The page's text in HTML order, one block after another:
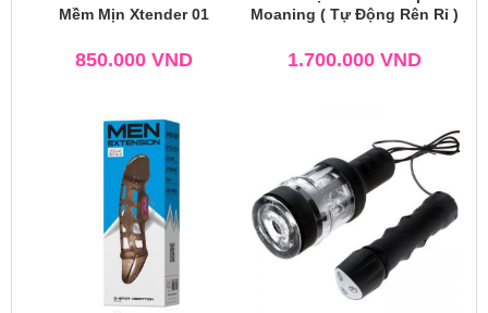
Mềm Mịn Xtender 01
850.000 VND
Moaning ( Tự Động Rên Rỉ )
1.700.000 VND